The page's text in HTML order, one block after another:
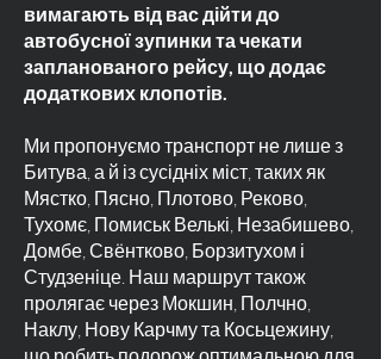
вимагають від вас дійти до
автобусної зупинки та чекати
запланованого рейсу, що додає
додаткових клопотів.
Ми пропонуємо транспорт не лише з
Битува, а й із сусідніх міст, таких як
Мястко, Пясно, Плотово, Реково,
Тухомє, Помиськ Велькі, Незабишево,
Домбе, Свёнтково, Борзитухом і
Студзеніце. Наш маршрут також
пролягає через Мокшин, Полчно,
Наклу, Нову Карчму та Косьцежину,